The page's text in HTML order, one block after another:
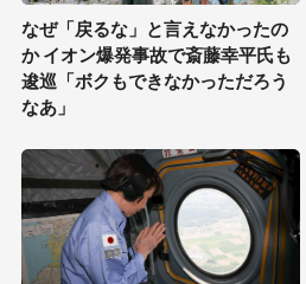
なぜ「戻るな」と言えなかったの
か イオン爆発事故で斎藤幸平氏も
逡巡「ボクもできなかっただろう
なあ」